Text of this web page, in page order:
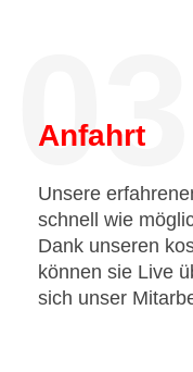
03.
Anfahrt
Unsere
schnell wie
Dank unseren
können sie Live
sich unser